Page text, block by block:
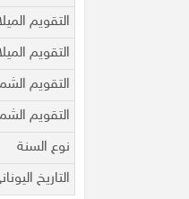
التقويم
التقويم
التقويم
التقويم
نوع السنة
التاريخ